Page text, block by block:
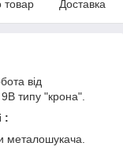
товар Доставка
від
типу "крона".
:
металошукача.